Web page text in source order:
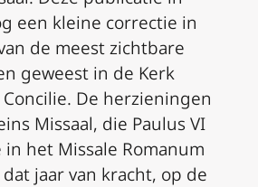
een kleine correctie in
de meest zichtbare
geweest in de Kerk
De herzieningen
Missaal, die Paulus VI
in het Missale Romanum
jaar van kracht, op de